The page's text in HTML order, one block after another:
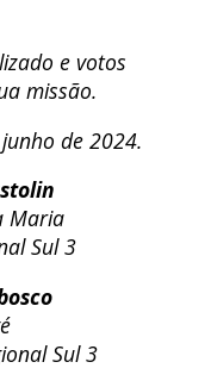
e votos
missão.
de 2024.
Maria
Sul 3
Sul 3